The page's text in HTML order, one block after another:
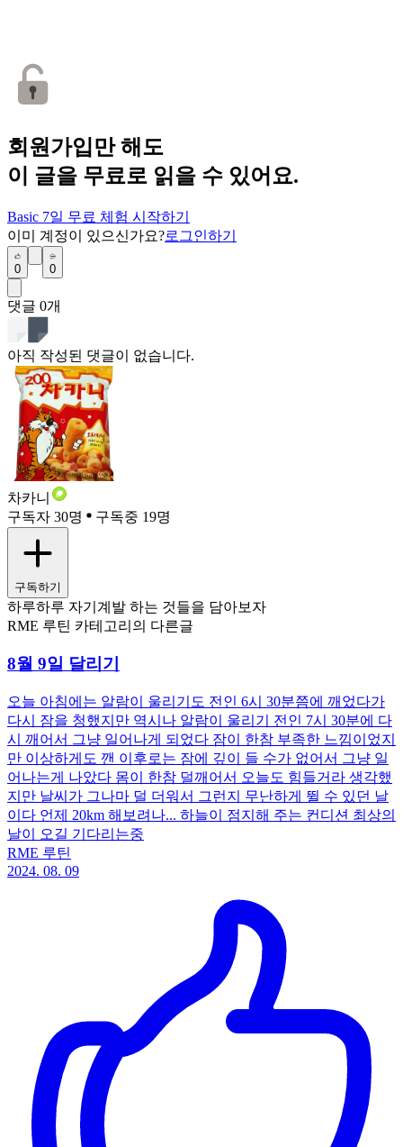
회원가입만 해도
이 글을 무료로 읽을 수 있어요.
Basic 7일 무료 체험 시작하기
이미 계정이 있으신가요?로그인하기
0 0
댓글 0개
아직 작성된 댓글이 없습니다.
차카니
구독자 30명
구독중 19명
구독하기
하루하루 자기계발 하는 것들을 담아보자
RME 루틴 카테고리의 다른글
8월 9일 달리기
오늘 아침에는 알람이 울리기도 전인 6시 30분쯤에 깨었다가
다시 잠을 청했지만 역시나 알람이 울리기 전인 7시 30분에 다
시 깨어서 그냥 일어나게 되었다 잠이 한참 부족한 느낌이었지
만 이상하게도 깬 이후로는 잠에 깊이 들 수가 없어서 그냥 일
어나는게 나았다 몸이 한참 덜깨어서 오늘도 힘들거라 생각했
지만 날씨가 그나마 덜 더워서 그런지 무난하게 뛸 수 있던 날
이다 언제 20km 해보려나... 하늘이 점지해 주는 컨디션 최상의
날이 오길 기다리는중
RME 루틴
2024. 08. 09